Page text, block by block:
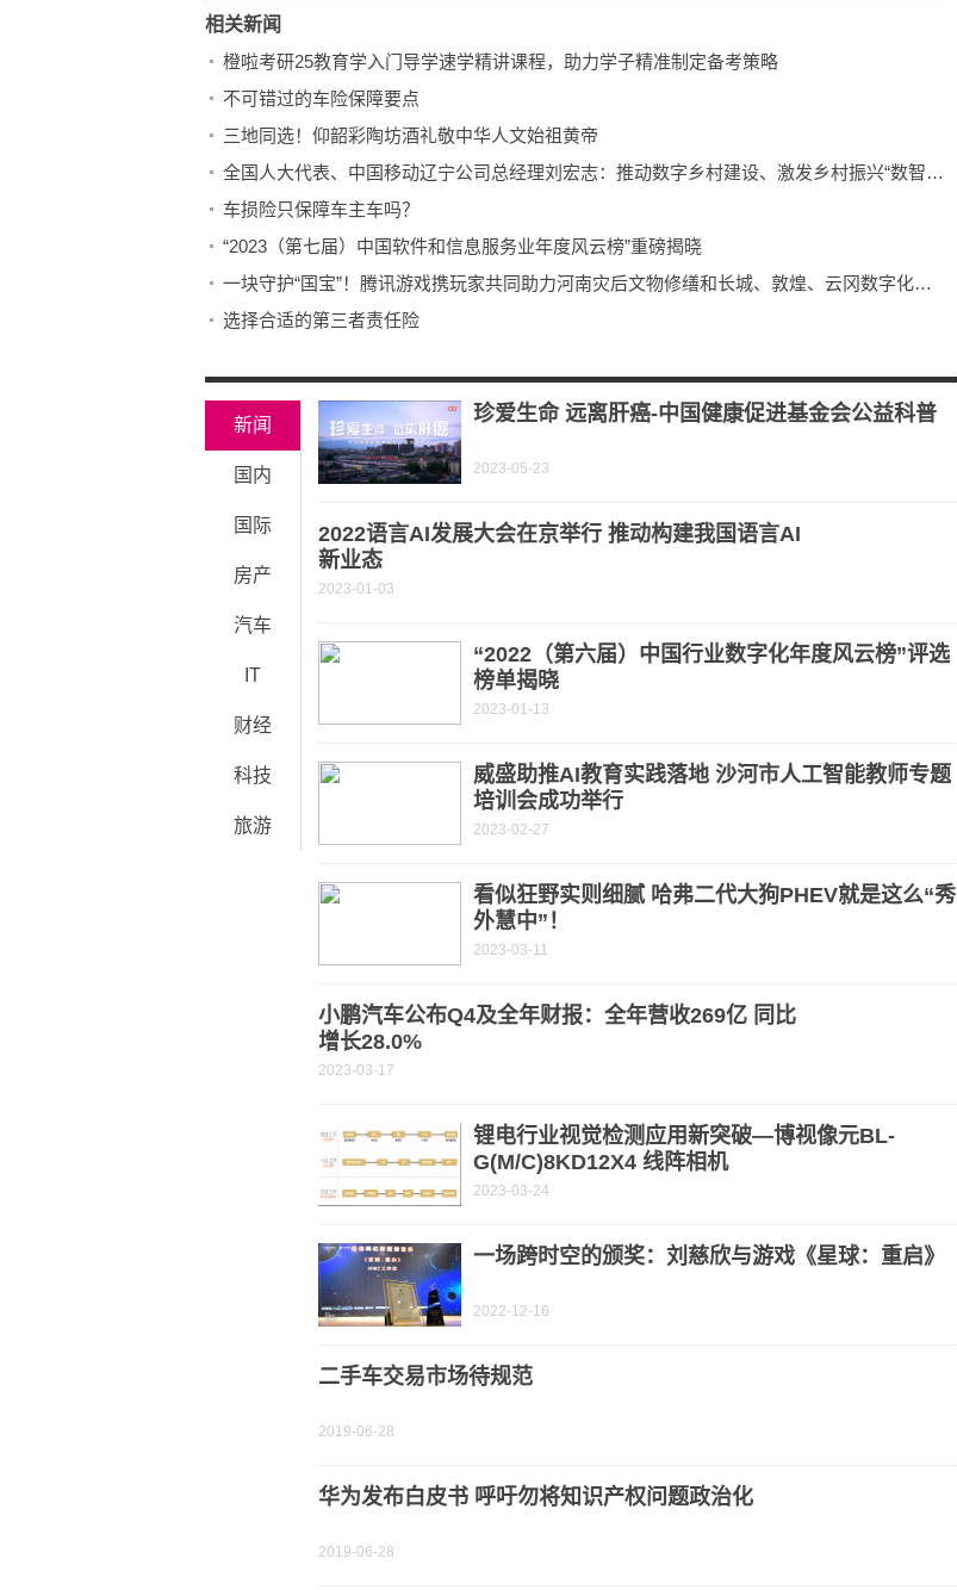
相关新闻
橙啦考研25教育学入门导学速学精讲课程，助力学子精准制定备考策略
不可错过的车险保障要点
三地同选！仰韶彩陶坊酒礼敬中华人文始祖黄帝
全国人大代表、中国移动辽宁公司总经理刘宏志：推动数字乡村建设、激发乡村振兴“数智力量”
车损险只保障车主车吗？
“2023（第七届）中国软件和信息服务业年度风云榜”重磅揭晓
一块守护“国宝”！腾讯游戏携玩家共同助力河南灾后文物修缮和长城、敦煌、云冈数字化保护
选择合适的第三者责任险
新闻
国内
国际
房产
汽车
IT
财经
科技
旅游
珍爱生命 远离肝癌-中国健康促进基金会公益科普
2023-05-23
2022语言AI发展大会在京举行 推动构建我国语言AI
新业态
2023-01-03
“2022（第六届）中国行业数字化年度风云榜”评选
榜单揭晓
2023-01-13
威盛助推AI教育实践落地 沙河市人工智能教师专题
培训会成功举行
2023-02-27
看似狂野实则细腻 哈弗二代大狗PHEV就是这么“秀
外慧中”！
2023-03-11
小鹏汽车公布Q4及全年财报：全年营收269亿 同比
增长28.0%
2023-03-17
锂电行业视觉检测应用新突破—博视像元BL-
G(M/C)8KD12X4 线阵相机
2023-03-24
一场跨时空的颁奖：刘慈欣与游戏《星球：重启》
2022-12-16
二手车交易市场待规范
2019-06-28
华为发布白皮书 呼吁勿将知识产权问题政治化
2019-06-28